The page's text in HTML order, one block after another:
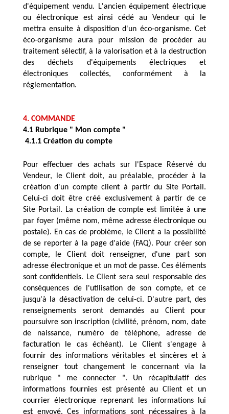
d'équipement vendu. L'ancien équipement électrique
ou électronique est ainsi cédé au Vendeur qui le
mettra ensuite à disposition d'un éco-organisme. Cet
éco-organisme aura pour mission de procéder au
traitement sélectif, à la valorisation et à la destruction
des déchets d'équipements électriques et
électroniques collectés, conformément à la
réglementation.
4. COMMANDE
4.1 Rubrique " Mon compte "
4.1.1 Création du compte
Pour effectuer des achats sur l'Espace Réservé du
Vendeur, le Client doit, au préalable, procéder à la
création d'un compte client à partir du Site Portail.
Celui-ci doit être créé exclusivement à partir de ce
Site Portail. La création de compte est limitée à une
par foyer (même nom, même adresse électronique ou
postale). En cas de problème, le Client a la possibilité
de se reporter à la page d'aide (FAQ). Pour créer son
compte, le Client doit renseigner, d'une part son
adresse électronique et un mot de passe. Ces éléments
sont confidentiels. Le Client sera seul responsable des
conséquences de l'utilisation de son compte, et ce
jusqu'à la désactivation de celui-ci. D'autre part, des
renseignements seront demandés au Client pour
poursuivre son inscription (civilité, prénom, nom, date
de naissance, numéro de téléphone, adresse de
facturation le cas échéant). Le Client s'engage à
fournir des informations véritables et sincères et à
renseigner tout changement le concernant via la
rubrique " me connecter ". Un récapitulatif des
informations fournies est présenté au Client et un
courrier électronique reprenant les informations lui
est envoyé. Ces informations sont nécessaires à la